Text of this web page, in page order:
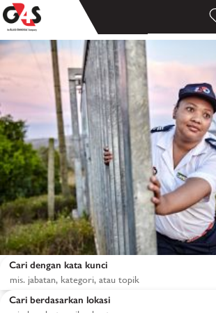
Cari dengan kata kunci
Cari berdasarkan lokasi